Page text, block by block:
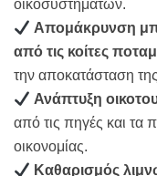
οικοσυστημάτων.
Απομάκρυνση
από τις κοίτες
την αποκατάσταση
Ανάπτυξη
από τις πηγές και τα
οικονομίας.
Καθαρισμός